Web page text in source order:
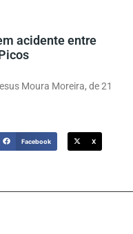
acidente entre
Moura Moreira, de 21
Facebook X